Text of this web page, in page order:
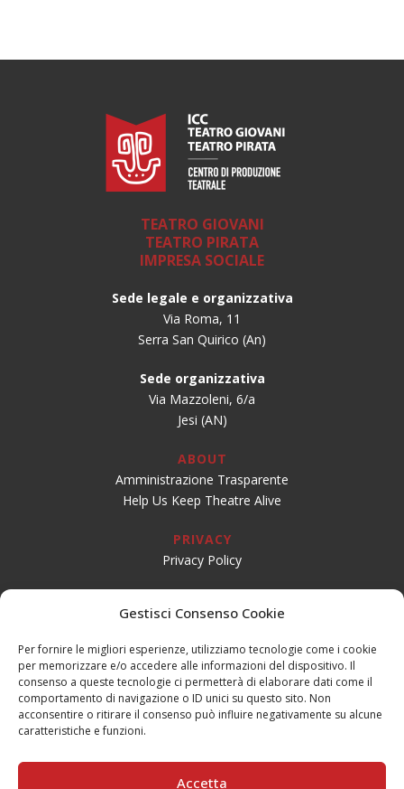
Gestisci Consenso Cookie
Per fornire le migliori esperienze, utilizziamo tecnologie come i cookie
per memorizzare e/o accedere alle informazioni del dispositivo. Il
consenso a queste tecnologie ci permetterà di elaborare dati come il
comportamento di navigazione o ID unici su questo sito. Non
acconsentire o ritirare il consenso può influire negativamente su alcune
caratteristiche e funzioni.
Accetta
TEATRO GIOVANI
TEATRO PIRATA
IMPRESA SOCIALE
Sede legale e organizzativa
Via Roma, 11
Serra San Quirico (An)
Sede organizzativa
Via Mazzoleni, 6/a
Jesi (AN)
ABOUT
Amministrazione Trasparente
Help Us Keep Theatre Alive
PRIVACY
Privacy Policy
CONTATTI
Email:info@teatrogiovaniteatropirata.it
PEC:atg@pec.teatrogiovani.com